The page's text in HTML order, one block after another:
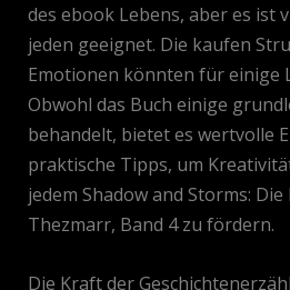
des ebook Lebens, aber es ist
jeden geeignet. Die kaufen
Emotionen könnten für einige
Obwohl das Buch einige
behandelt, bietet es wertvolle
praktische Tipps, um
jedem Shadow and Storms:
Thezmarr, Band 4 zu fördern.
Die Kraft der